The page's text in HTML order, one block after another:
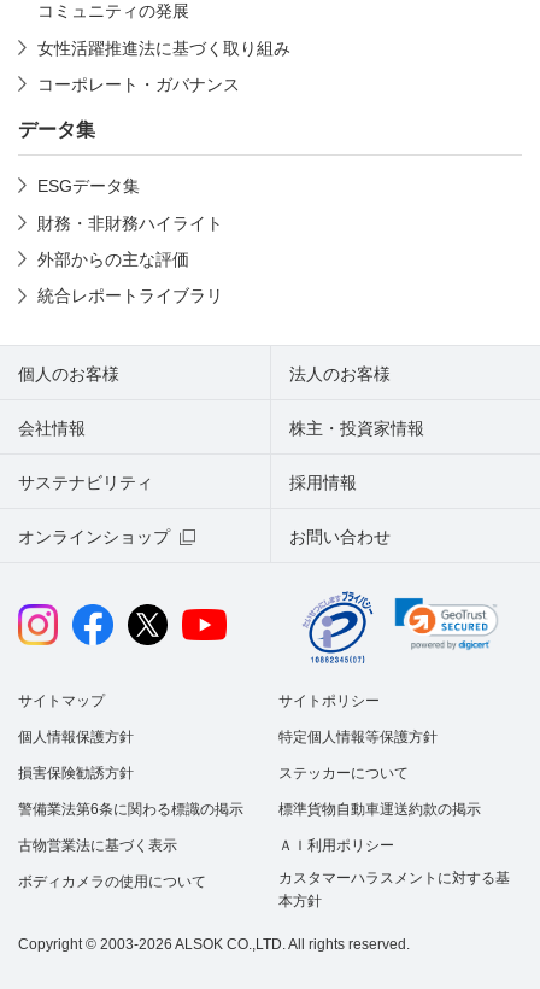
コミュニティの発展
女性活躍推進法に基づく取り組み
コーポレート・ガバナンス
データ集
ESGデータ集
財務・非財務ハイライト
外部からの主な評価
統合レポートライブラリ
個人のお客様 法人のお客様
会社情報 株主・投資家情報
サステナビリティ
オンラインショップ お問い合わせ
採用情報
サイトマップ サイトポリシー
個人情報保護方針 特定個人情報等保護方針
損害保険勧誘方針 ステッカーについて
警備業法第6条に関わる標識の掲示 標準貨物自動車運送約款の掲示
古物営業法に基づく表示 ＡＩ利用ポリシー
ボディカメラの使用について
カスタマーハラスメントに対する基
本方針
Copyright © 2003-2026 ALSOK CO.,LTD. All rights reserved.